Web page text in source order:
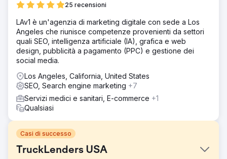
25 recensioni
LAv1 è un'agenzia di marketing digitale con sede a Los
Angeles che riunisce competenze provenienti da settori
quali SEO, intelligenza artificiale (IA), grafica e web
design, pubblicità a pagamento (PPC) e gestione dei
social media.
Los Angeles, California, United States
SEO, Search engine marketing +7
Servizi medici e sanitari, E-commerce +1
Qualsiasi
Casi di successo
TruckLenders USA